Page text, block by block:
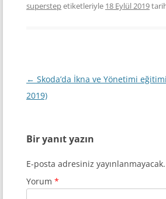
superstepetiketleriyle 18 Eylül 2019
Yazı
dolaşımı
← Skoda’da İkna ve Yönetimi
2019)
Bir yanıt yazın
E-posta adresiniz yayınlanmayacak.
Yorum *